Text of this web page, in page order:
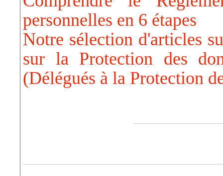
personnelles en 6 étapes
Notre sélection d'articles
sur la Protection des
(Délégués à la Protection